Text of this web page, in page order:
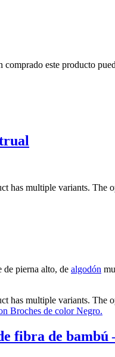
comprado este producto
has multiple variants. The
de pierna alto, de algodón
has multiple variants. The
fibra de bambú